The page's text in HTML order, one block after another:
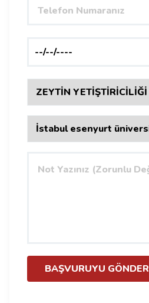
BAŞVURUYU GÖNDER